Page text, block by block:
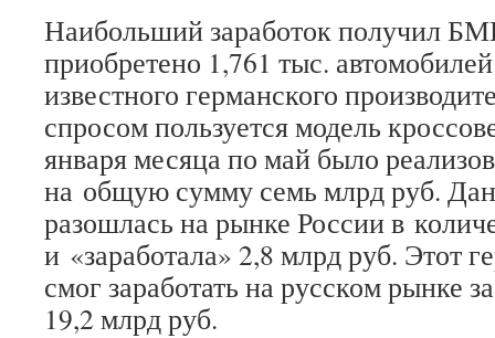
Наибольший заработок получил
приобретено 1,761 тыс.
известного германского
спросом пользуется модель
января месяца по май было
на общую сумму семь млрд руб.
разошлась на рынке России в
и «заработала» 2,8 млрд руб. Этот
смог заработать на русском рынке
19,2 млрд руб.